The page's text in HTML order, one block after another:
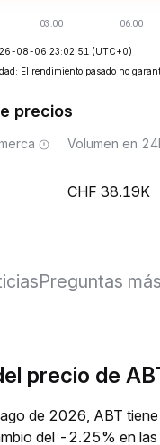
08-06 23:02:51 (UTC+0)
El rendimiento pasado no
precios
Volumen en
38.19K
Preguntas
precio de
de 2026, ABT
del -2.25% en